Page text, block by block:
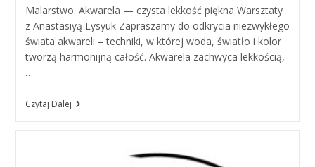
Malarstwo. Akwarela — czysta lekkość piękna Warsztaty
z Anastasiyą Lysyuk Zapraszamy do odkrycia niezwykłego
świata akwareli – techniki, w której woda, światło i kolor
tworzą harmonijną całość. Akwarela zachwyca lekkością,
…
Czytaj DalejAkwarela
—